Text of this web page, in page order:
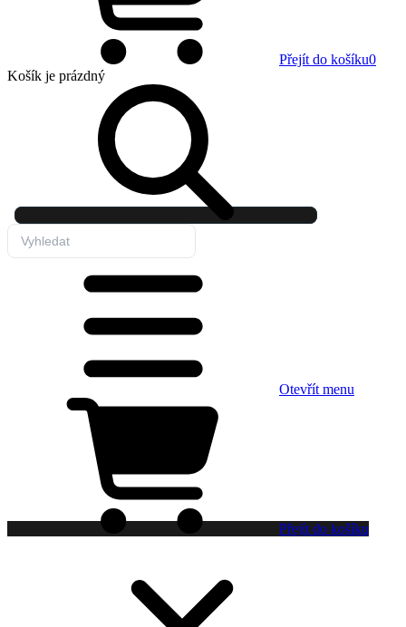
Přejít do košíku0
Košík je prázdný
Otevřít menu
Přejít do košíku